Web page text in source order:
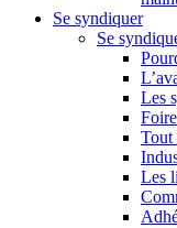
Se syndiquer
Se
Les
Tout
Les